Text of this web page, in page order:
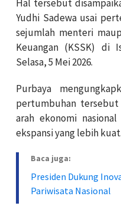
Hal tersebut
Yudhi Sadewa usai
sejumlah menteri
Keuangan (KSSK) di
Selasa, 5 Mei 2026.
Purbaya
pertumbuhan
arah ekonomi
ekspansi yang lebih kuat.
Baca juga:
Presiden Dukung
Pariwisata Nasional